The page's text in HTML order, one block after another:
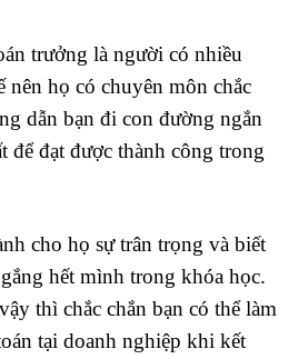
trưởng là người có nhiều
nên họ có chuyên môn chắc
dẫn bạn đi con đường ngắn
để đạt được thành công trong
cho họ sự trân trọng và biết
hết mình trong khóa học.
thì chắc chắn bạn có thể làm
tại doanh nghiệp khi kết